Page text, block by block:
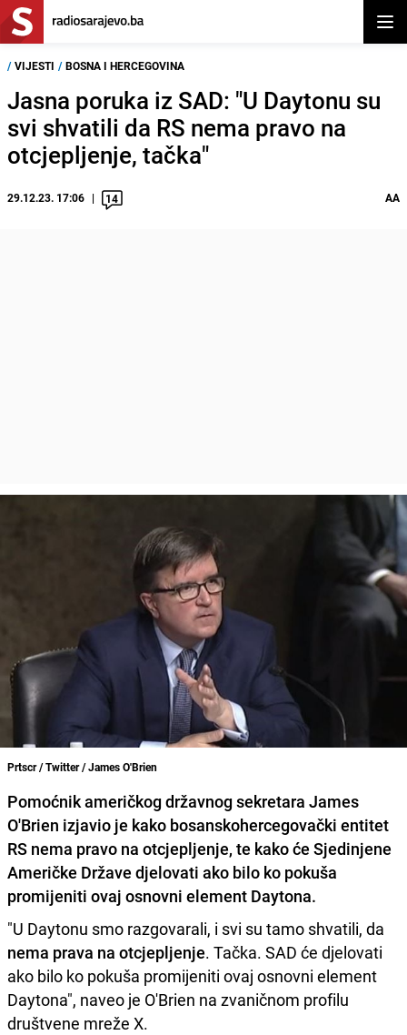
/ VIJESTI / BOSNA I HERCEGOVINA
Jasna poruka iz SAD: "U Daytonu su
svi shvatili da RS nema pravo na
otcjepljenje, tačka"
29.12.23. 17:06 14 AA
Prtscr / Twitter / James O'Brien
Pomoćnik američkog državnog sekretara James
O'Brien izjavio je kako bosanskohercegovački entitet
RS nema pravo na otcjepljenje, te kako će Sjedinjene
Američke Države djelovati ako bilo ko pokuša
promijeniti ovaj osnovni element Daytona.
"U Daytonu smo razgovarali, i svi su tamo shvatili, da
nema prava na otcjepljenje. Tačka. SAD će djelovati
ako bilo ko pokuša promijeniti ovaj osnovni element
Daytona", naveo je O'Brien na zvaničnom profilu
društvene mreže X.